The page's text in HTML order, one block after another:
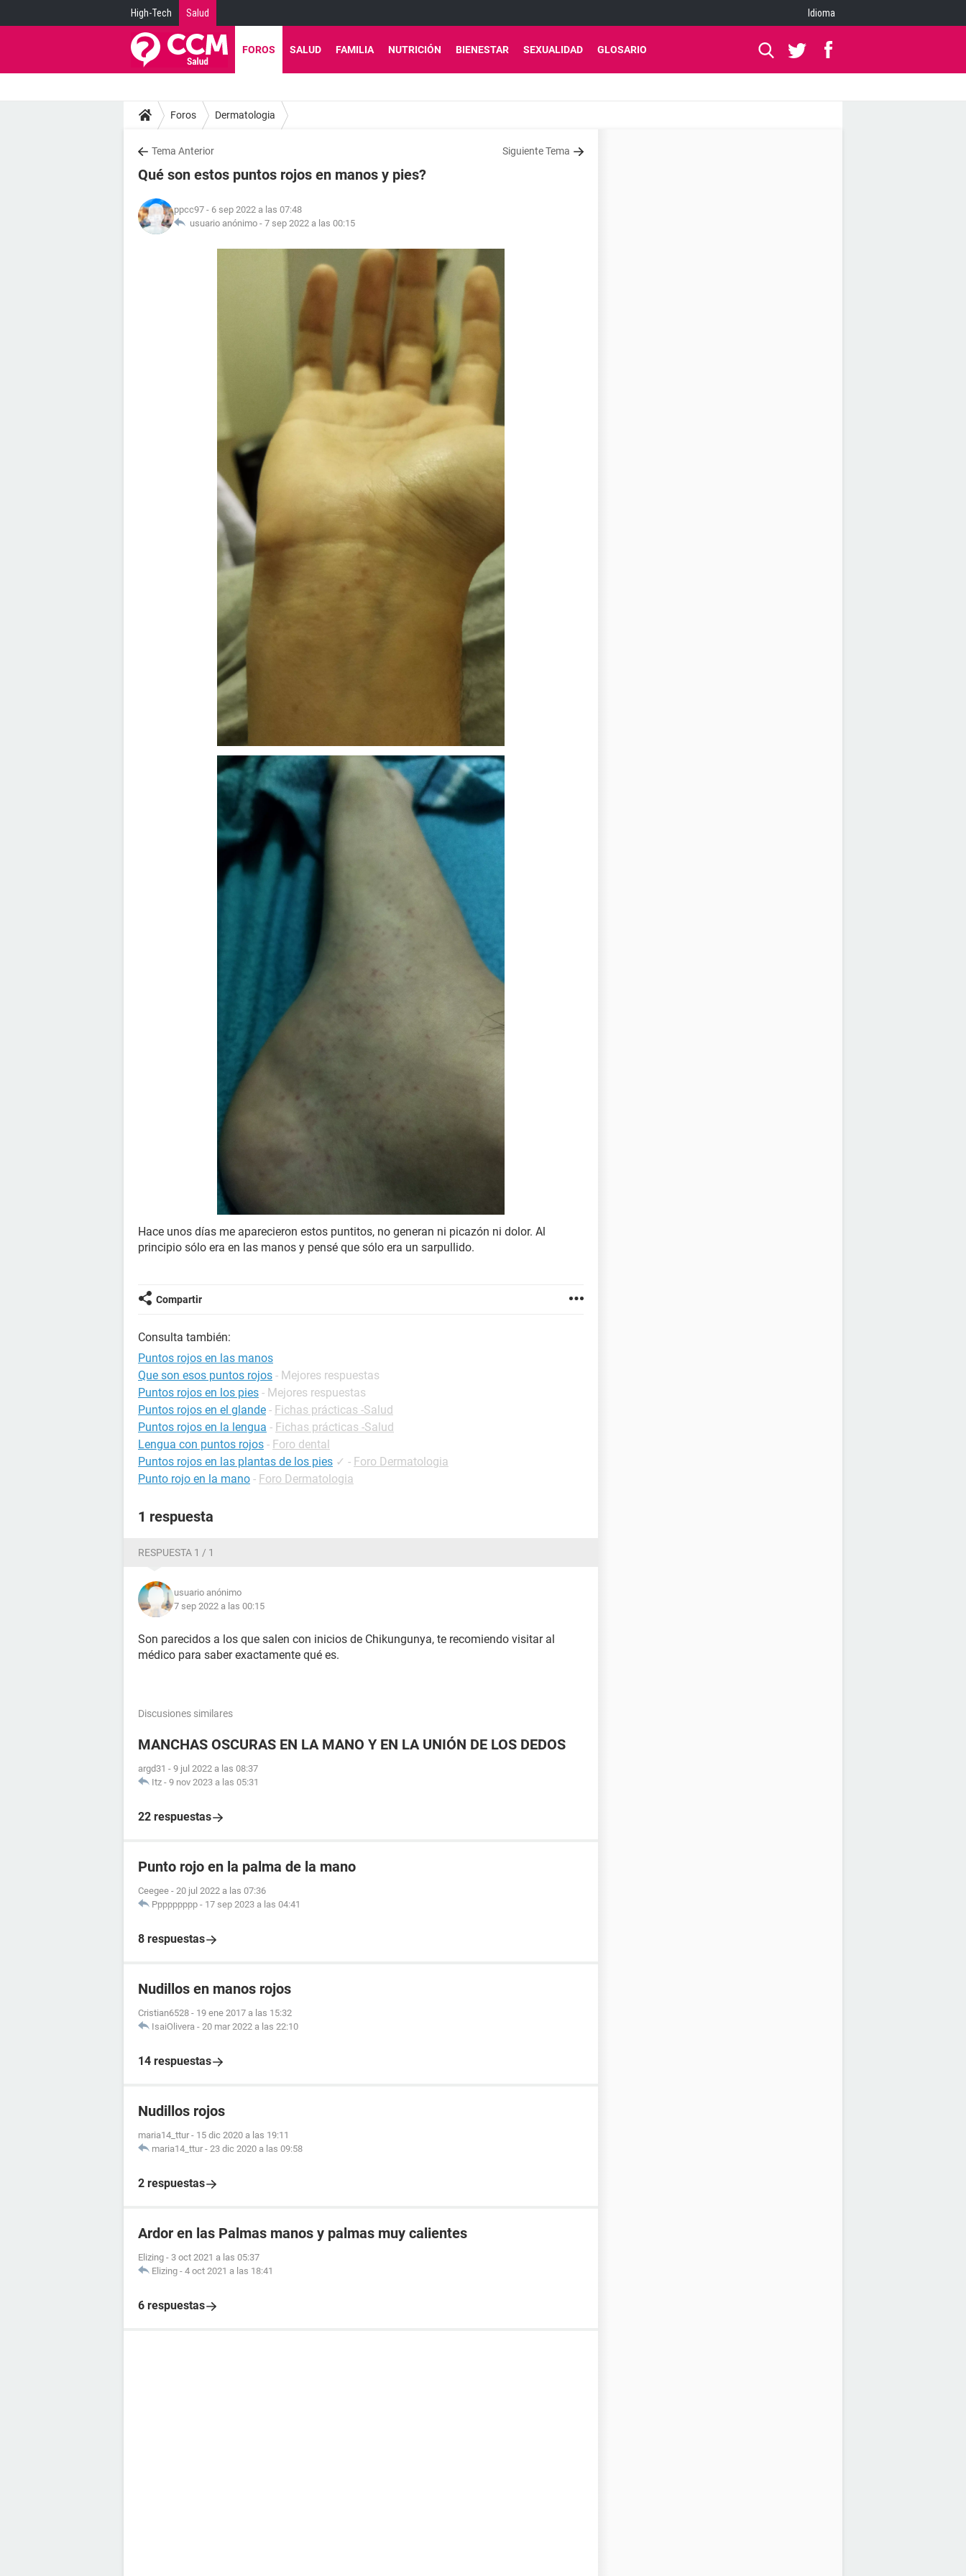
High-Tech Salud Idioma
FOROS SALUD FAMILIA NUTRICIÓN BIENESTAR SEXUALIDAD GLOSARIO
Foros Dermatologia
Tema Anterior Siguiente Tema
Qué son estos puntos rojos en manos y pies?
ppcc97 - 6 sep 2022 a las 07:48
usuario anónimo - 7 sep 2022 a las 00:15
Hace unos días me aparecieron estos puntitos, no generan ni picazón ni dolor. Al
principio sólo era en las manos y pensé que sólo era un sarpullido.
Compartir
Consulta también:
Puntos rojos en las manos
Que son esos puntos rojos - Mejores respuestas
Puntos rojos en los pies - Mejores respuestas
Puntos rojos en el glande - Fichas prácticas -Salud
Puntos rojos en la lengua - Fichas prácticas -Salud
Lengua con puntos rojos - Foro dental
Puntos rojos en las plantas de los pies ✓ - Foro Dermatologia
Punto rojo en la mano - Foro Dermatologia
1 respuesta
RESPUESTA 1 / 1
usuario anónimo
7 sep 2022 a las 00:15
Son parecidos a los que salen con inicios de Chikungunya, te recomiendo visitar al
médico para saber exactamente qué es.
Discusiones similares
MANCHAS OSCURAS EN LA MANO Y EN LA UNIÓN DE LOS DEDOS
argd31 - 9 jul 2022 a las 08:37
Itz - 9 nov 2023 a las 05:31
22 respuestas
Punto rojo en la palma de la mano
Ceegee - 20 jul 2022 a las 07:36
Ppppppppp - 17 sep 2023 a las 04:41
8 respuestas
Nudillos en manos rojos
Cristian6528 - 19 ene 2017 a las 15:32
IsaiOlivera - 20 mar 2022 a las 22:10
14 respuestas
Nudillos rojos
maria14_ttur - 15 dic 2020 a las 19:11
maria14_ttur - 23 dic 2020 a las 09:58
2 respuestas
Ardor en las Palmas manos y palmas muy calientes
Elizing - 3 oct 2021 a las 05:37
Elizing - 4 oct 2021 a las 18:41
6 respuestas